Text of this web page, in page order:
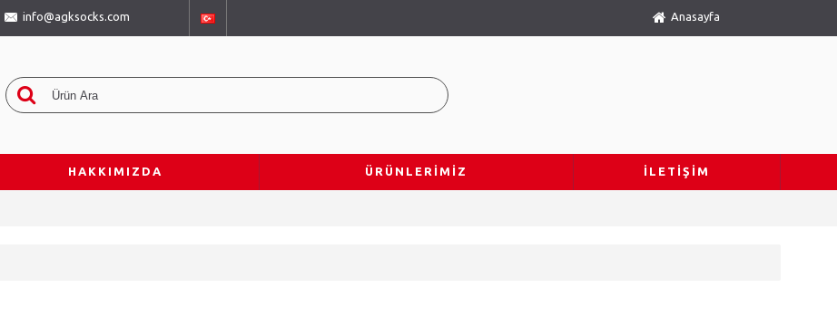
info@agksocks.com Anasayfa
HAKKIMIZDA ÜRÜNLERIMIZ İLETIŞIM